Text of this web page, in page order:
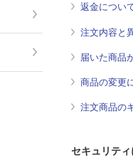
返金につい
注文内容と
届いた商品
商品の変更
注文商品の
セキュリテ